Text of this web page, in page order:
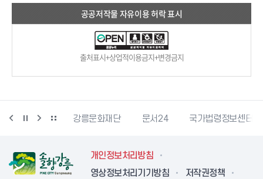
공공저작물 자유이용 허락 표시
출처표시+상업적이용금지+변경금지
학산업진흥원 강릉문화재단 문서24 국가법령정보센터
개인정보처리방침
영상정보처리기기방침
저작권정책